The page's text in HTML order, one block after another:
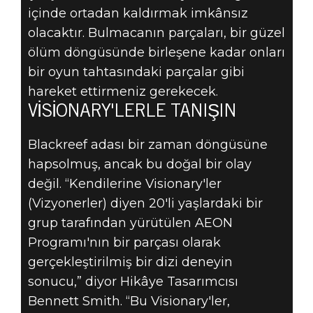
içinde ortadan kaldırmak imkânsız
olacaktır. Bulmacanın parçaları, bir güzel
ölüm döngüsünde birleşene kadar onları
bir oyun tahtasındaki parçalar gibi
hareket ettirmeniz gerekecek.
VISIONARY'LERLE TANIŞIN
Blackreef adası bir zaman döngüsüne
hapsolmuş, ancak bu doğal bir olay
değil. “Kendilerine Visionary'ler
(Vizyonerler) diyen 20'li yaşlardaki bir
grup tarafından yürütülen AEON
Programı'nın bir parçası olarak
gerçekleştirilmiş bir dizi deneyin
sonucu,” diyor Hikâye Tasarımcısı
Bennett Smith. “Bu Visionary'ler,